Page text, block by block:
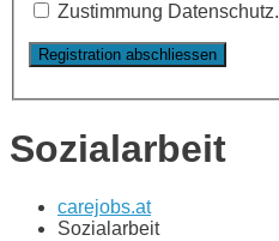
Zustimmung Datenschutz.
Sozialarbeit
carejobs.at
Sozialarbeit